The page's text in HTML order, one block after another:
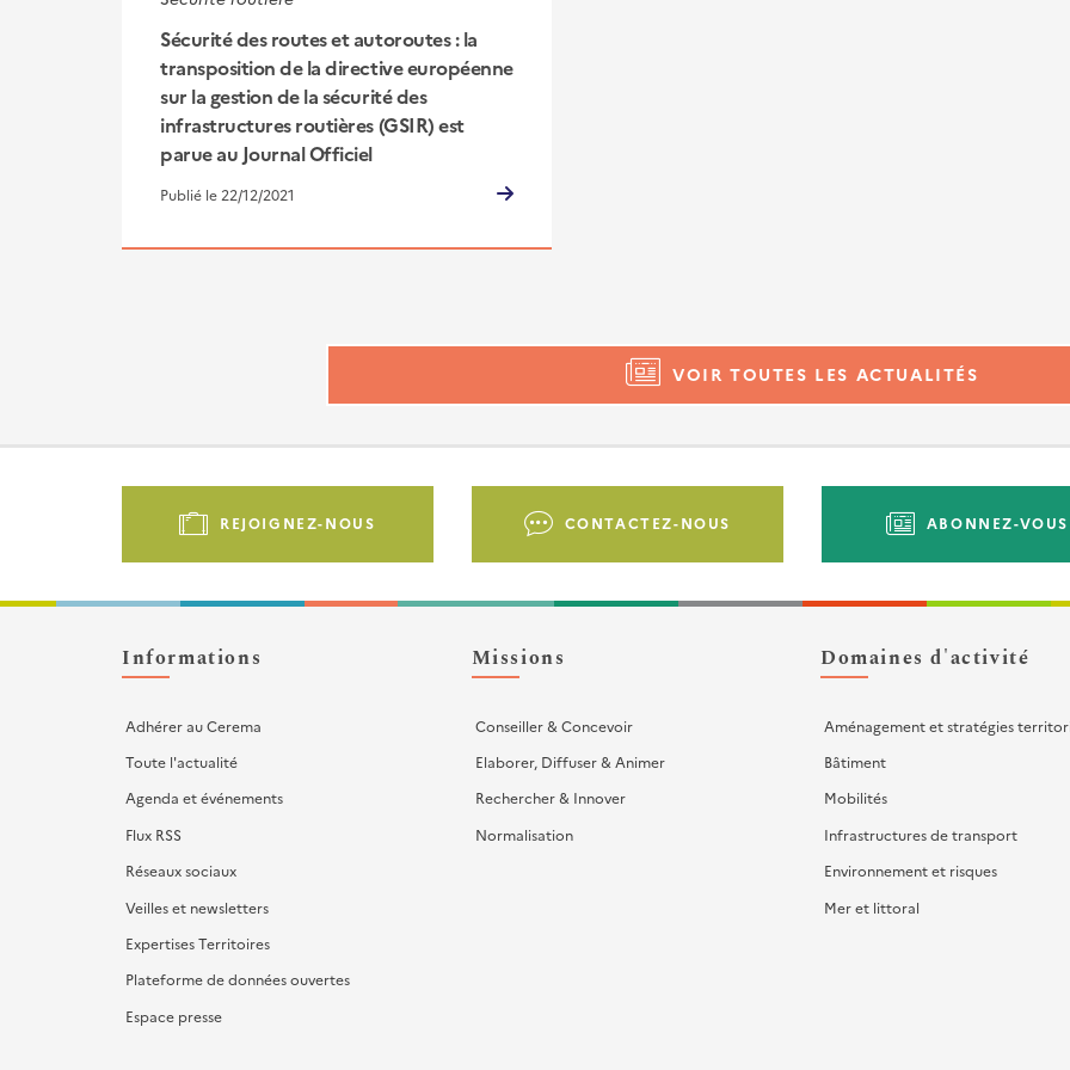
Sécurité des routes et autoroutes : la
transposition de la directive européenne
sur la gestion de la sécurité des
infrastructures routières (GSIR) est
parue au Journal Officiel
Publié le 22/12/2021
VOIR TOUTES LES ACTUALITÉS
Pied
Liens
d'actions
REJOIGNEZ-NOUS CONTACTEZ-NOUS ABONNEZ-VOUS
Informations
Adhérer au Cerema
Toute l'actualité
Agenda et événements
Flux RSS
Réseaux sociaux
Veilles et newsletters
Expertises Territoires
Plateforme de données ouvertes
Espace presse
Missions
Conseiller & Concevoir
Elaborer, Diffuser & Animer
Rechercher & Innover
Normalisation
Domaines d'activité
Aménagement et stratégies
Bâtiment
Mobilités
Infrastructures de transport
Environnement et risques
Mer et littoral